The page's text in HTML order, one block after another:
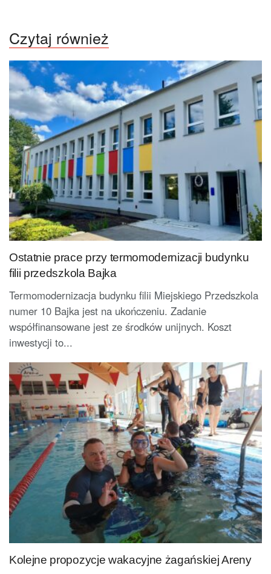
Czytaj również
Ostatnie prace przy termomodernizacji budynku
filii przedszkola Bajka
Termomodernizacja budynku filii Miejskiego Przedszkola
numer 10 Bajka jest na ukończeniu. Zadanie
współfinansowane jest ze środków unijnych. Koszt
inwestycji to...
Kolejne propozycje wakacyjne żagańskiej Areny